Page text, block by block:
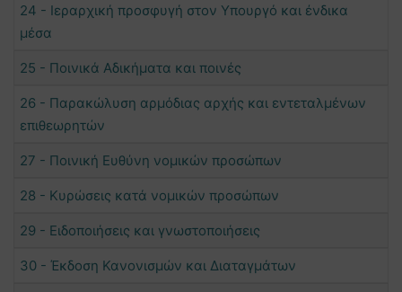
24 - Ιεραρχική προσφυγή στον Υπουργό και ένδικα
μέσα
25 - Ποινικά Αδικήματα και ποινές
26 - Παρακώλυση αρμόδιας αρχής και εντεταλμένων
επιθεωρητών
27 - Ποινική Ευθύνη νομικών προσώπων
28 - Κυρώσεις κατά νομικών προσώπων
29 - Ειδοποιήσεις και γνωστοποιήσεις
30 - Έκδοση Κανονισμών και Διαταγμάτων